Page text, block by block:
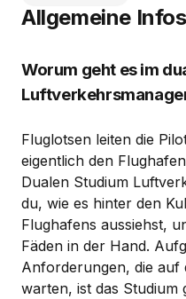
Allgemeine Infos
Worum geht es im
Fluglotsen leiten die
eigentlich den
Dualen Studium
du, wie es hinter den
Flughafens aussiehst,
Fäden in der Hand.
Anforderungen, die auf
warten, ist das Studium